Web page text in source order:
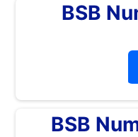
BSB
BSB